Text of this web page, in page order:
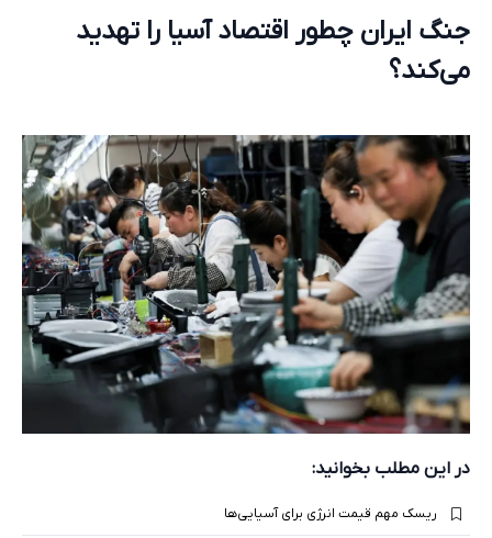
جنگ ایران چطور اقتصاد آسیا را تهدید
می‌کند؟
در این مطلب بخوانید:
ریسک مهم قیمت انرژی برای آسیایی‌ها